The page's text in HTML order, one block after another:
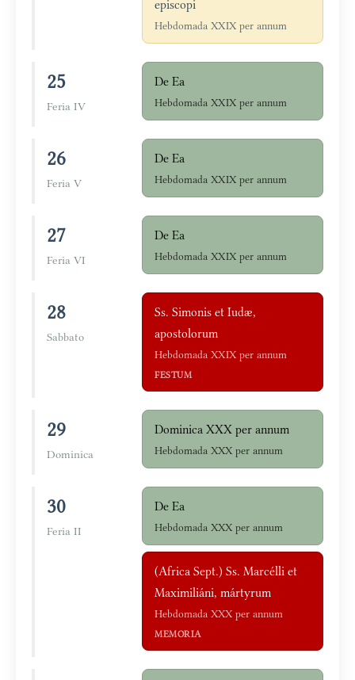
episcopi
Hebdomada XXIX per annum
25
Feria IV
De Ea
Hebdomada XXIX per annum
26
Feria V
De Ea
Hebdomada XXIX per annum
27
Feria VI
De Ea
Hebdomada XXIX per annum
28
Sabbato
Ss. Simonis et Iudæ,
apostolorum
Hebdomada XXIX per annum
FESTUM
29
Dominica
Dominica XXX per annum
Hebdomada XXX per annum
30
Feria II
De Ea
Hebdomada XXX per annum
(Africa Sept.) Ss. Marcélli et
Maximiliáni, mártyrum
Hebdomada XXX per annum
MEMORIA